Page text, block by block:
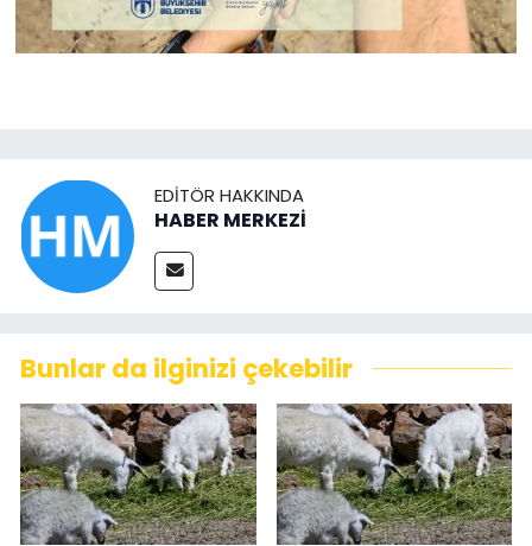
EDITÖR HAKKINDA
HABER MERKEZİ
Bunlar da ilginizi çekebilir